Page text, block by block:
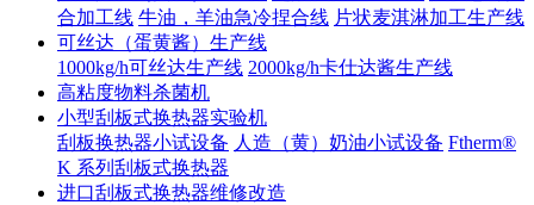
合加工线 牛油，羊油急冷捏合线 片状麦淇淋加工生产线
可丝达（蛋黄酱）生产线
1000kg/h可丝达生产线 2000kg/h卡仕达酱生产线
高粘度物料杀菌机
小型刮板式换热器实验机
刮板换热器小试设备 人造（黄）奶油小试设备 Ftherm®
K 系列刮板式换热器
进口刮板式换热器维修改造